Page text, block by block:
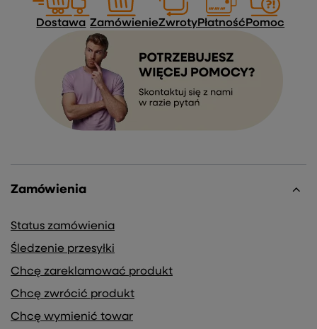
Dostawa ZamówienieZwrotyPłatność Pomoc
Zamówienia
Status zamówienia
Śledzenie przesyłki
Chcę zareklamować produkt
Chcę zwrócić produkt
Chcę wymienić towar